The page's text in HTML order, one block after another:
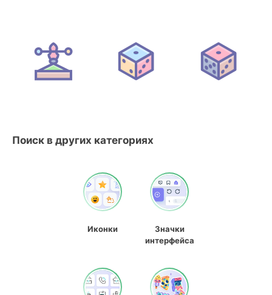
Поиск в других категориях
Иконки
Значки
интерфейса